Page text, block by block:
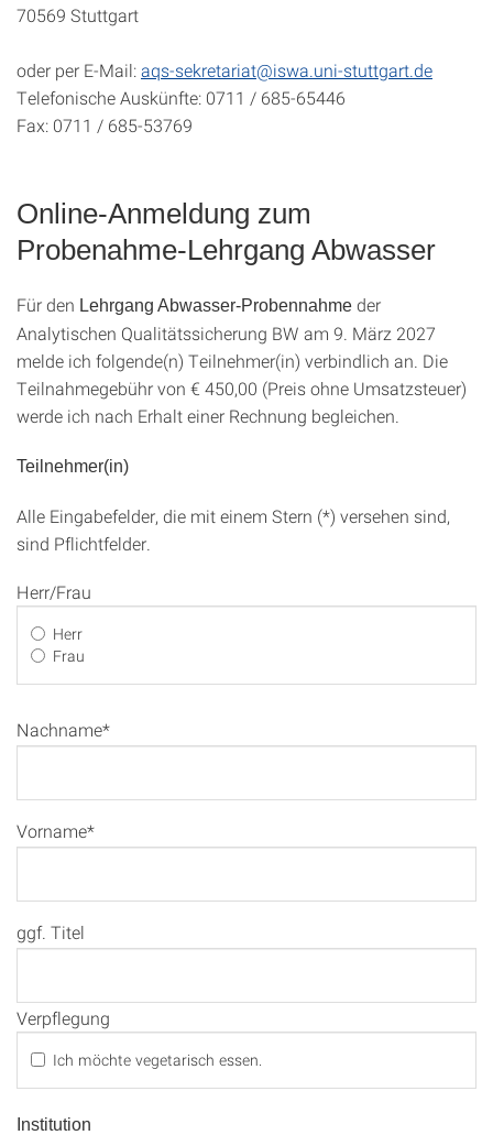
70569 Stuttgart
oder per E-Mail:aqs-sekretariat@iswa.uni-stuttgart.de
Telefonische Auskünfte: 0711 / 685-65446
Fax: 0711 / 685-53769
Online-Anmeldung zum
Probenahme-Lehrgang Abwasser
Für den Lehrgang Abwasser-Probennahme der
Analytischen Qualitätssicherung BW am 9. März 2027
melde ich folgende(n) Teilnehmer(in) verbindlich an. Die
Teilnahmegebühr von € 450,00 (Preis ohne Umsatzsteuer)
werde ich nach Erhalt einer Rechnung begleichen.
Teilnehmer(in)
Alle Eingabefelder, die mit einem Stern (*) versehen sind,
sind Pflichtfelder.
Herr/Frau
Herr
Frau
Nachname*
Vorname*
ggf. Titel
Verpflegung
Ich möchte vegetarisch essen.
Institution